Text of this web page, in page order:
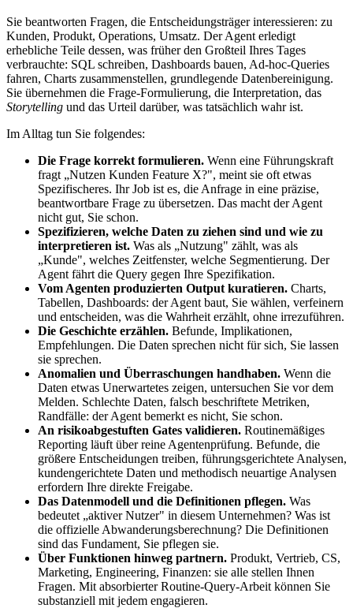
Sie beantworten Fragen, die Entscheidungsträger interessieren: zu
Kunden, Produkt, Operations, Umsatz. Der Agent erledigt
erhebliche Teile dessen, was früher den Großteil Ihres Tages
verbrauchte: SQL schreiben, Dashboards bauen, Ad-hoc-Queries
fahren, Charts zusammenstellen, grundlegende Datenbereinigung.
Sie übernehmen die Frage-Formulierung, die Interpretation, das
Storytelling und das Urteil darüber, was tatsächlich wahr ist.
Im Alltag tun Sie folgendes:
Die Frage korrekt formulieren. Wenn eine Führungskraft
fragt „Nutzen Kunden Feature X?", meint sie oft etwas
Spezifischeres. Ihr Job ist es, die Anfrage in eine präzise,
beantwortbare Frage zu übersetzen. Das macht der Agent
nicht gut, Sie schon.
Spezifizieren, welche Daten zu ziehen sind und wie zu
interpretieren ist. Was als „Nutzung" zählt, was als
„Kunde", welches Zeitfenster, welche Segmentierung. Der
Agent fährt die Query gegen Ihre Spezifikation.
Vom Agenten produzierten Output kuratieren. Charts,
Tabellen, Dashboards: der Agent baut, Sie wählen, verfeinern
und entscheiden, was die Wahrheit erzählt, ohne irrezuführen.
Die Geschichte erzählen. Befunde, Implikationen,
Empfehlungen. Die Daten sprechen nicht für sich, Sie lassen
sie sprechen.
Anomalien und Überraschungen handhaben. Wenn die
Daten etwas Unerwartetes zeigen, untersuchen Sie vor dem
Melden. Schlechte Daten, falsch beschriftete Metriken,
Randfälle: der Agent bemerkt es nicht, Sie schon.
An risikoabgestuften Gates validieren. Routinemäßiges
Reporting läuft über reine Agentenprüfung. Befunde, die
größere Entscheidungen treiben, führungsgerichtete Analysen,
kundengerichtete Daten und methodisch neuartige Analysen
erfordern Ihre direkte Freigabe.
Das Datenmodell und die Definitionen pflegen. Was
bedeutet „aktiver Nutzer" in diesem Unternehmen? Was ist
die offizielle Abwanderungsberechnung? Die Definitionen
sind das Fundament, Sie pflegen sie.
Über Funktionen hinweg partnern. Produkt, Vertrieb, CS,
Marketing, Engineering, Finanzen: sie alle stellen Ihnen
Fragen. Mit absorbierter Routine-Query-Arbeit können Sie
substanziell mit jedem engagieren.